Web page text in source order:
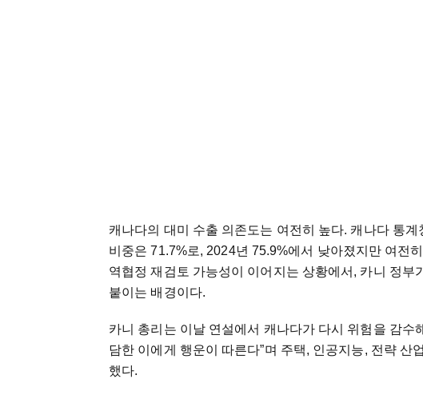
캐나다의 대미 수출 의존도는 여전히 높다. 캐나다 통
비중은 71.7%로, 2024년 75.9%에서 낮아졌지만 여전
역협정 재검토 가능성이 이어지는 상황에서, 카니 정부
붙이는 배경이다.
카니 총리는 이날 연설에서 캐나다가 다시 위험을 감수
담한 이에게 행운이 따른다”며 주택, 인공지능, 전략 산
했다.